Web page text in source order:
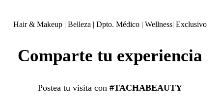
Hair & Makeup Belleza Dpto. Médico Wellness Exclusivo
Comparte tu experiencia
Postea tu visita con #TACHABEAUTY